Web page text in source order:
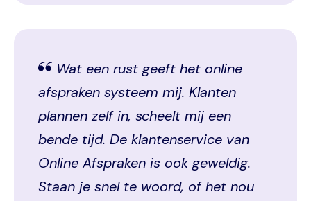
Wat een rust geeft het online
afspraken systeem mij. Klanten
plannen zelf in, scheelt mij een
bende tijd. De klantenservice van
Online Afspraken is ook geweldig.
Staan je snel te woord, of het nou